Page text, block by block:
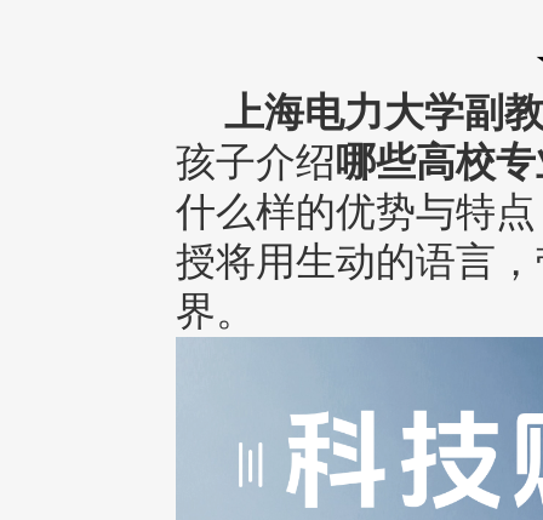
上海电力大学副
孩子介绍哪些高校
什么样的优势与特
授将用生动的语言
界。